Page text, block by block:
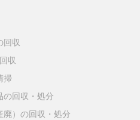
回収
収
掃
の回収・処分
廃）の回収・処分